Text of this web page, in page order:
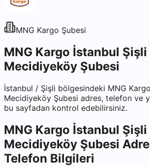
MNG Kargo Şubesi
MNG Kargo İstanbul Şişli
Mecidiyeköy Şubesi
İstanbul / Şişli bölgesindeki MNG
Mecidiyeköy Şubesi adres, telefon ve
bu sayfadan kontrol edebilirsiniz.
MNG Kargo İstanbul Şişli
Mecidiyeköy Şubesi
Telefon Bilgileri